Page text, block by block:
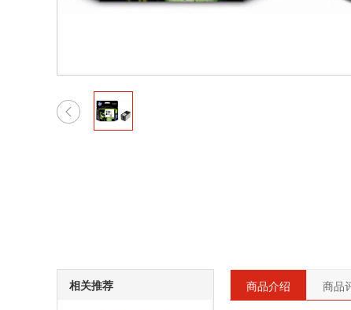
相关推荐 商品介绍 商品